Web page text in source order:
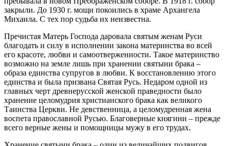
закрыли. До 1930 г. мощи покоились в храме Архангела
Михаила. С тех пор судьба их неизвестна.
Пречистая Матерь Господа даровала святым женам Руси
благодать и силу в исполнении закона материнства во всей
его красоте, любви и самоотверженности. Такое материнство
возможно на земле лишь при хранении святыни брака –
образа единства супругов в любви. К восстановлению этого
единства и была призвана Святая Русь. Недаром одной из
главных черт древнерусской женской праведности было
хранение целомудрия христианского брака как великого
Таинства Церкви. Не девственница, а целомудренная жена
воспета православной Русью. Благоверные княгини – прежде
всего верные жены и помощницы мужу в его трудах.